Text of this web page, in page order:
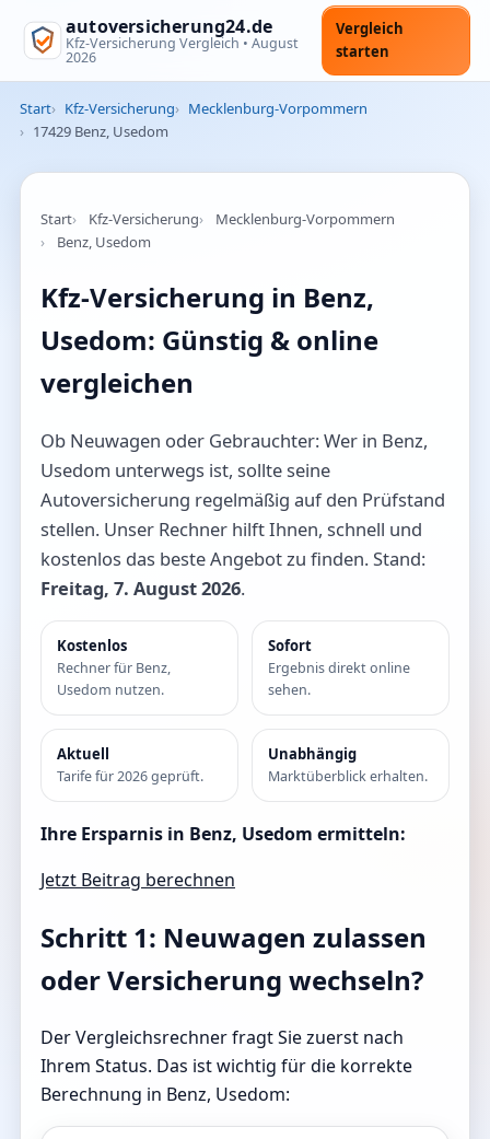
autoversicherung24.de
Kfz-Versicherung Vergleich • August
2026
Vergleich
starten
Start Kfz-Versicherung
Mecklenburg-Vorpommern
17429 Benz, Usedom
Start Kfz-Versicherung
Mecklenburg-Vorpommern
Benz, Usedom
Kfz-Versicherung in Benz,
Usedom: Günstig & online
vergleichen
Ob Neuwagen oder Gebrauchter: Wer in Benz,
Usedom unterwegs ist, sollte seine
Autoversicherung regelmäßig auf den Prüfstand
stellen. Unser Rechner hilft Ihnen, schnell und
kostenlos das beste Angebot zu finden. Stand:
Freitag, 7. August 2026.
Kostenlos
Rechner für Benz,
Usedom nutzen.
Sofort
Ergebnis direkt online
sehen.
Aktuell
Tarife für 2026 geprüft.
Unabhängig
Marktüberblick erhalten.
Ihre Ersparnis in Benz, Usedom ermitteln:
Jetzt Beitrag berechnen
Schritt 1: Neuwagen zulassen
oder Versicherung wechseln?
Der Vergleichsrechner fragt Sie zuerst nach
Ihrem Status. Das ist wichtig für die korrekte
Berechnung in Benz, Usedom: